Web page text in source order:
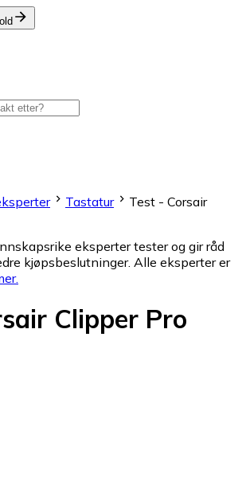
Tastatur
Test - Corsair
eksperter tester og gir råd
kjøpsbeslutninger. Alle eksperter er
.
Clipper Pro